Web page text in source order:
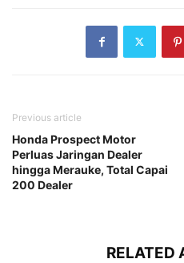
Previous article
Honda Prospect Motor
Perluas Jaringan Dealer
hingga Merauke, Total Capai
200 Dealer
RELATED